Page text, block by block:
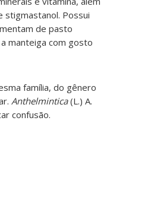
stigmastanol. Possui
de pasto
manteiga com gosto
família, do gênero
Anthelmintica(L.) A.
confusão.